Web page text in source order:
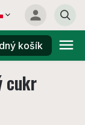
košík
cukr